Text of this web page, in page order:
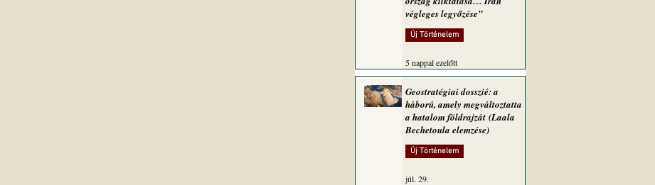
végleges legyőzése”
Új Történelem
5 nappal ezelőtt
Geostratégiai dosszié: a
háború, amely megváltoztatta
a hatalom földrajzát (Laala
Bechetoula elemzése)
Új Történelem
júl. 29.